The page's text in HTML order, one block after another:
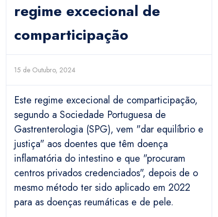
regime excecional de
comparticipação
15 de Outubro, 2024
Este regime excecional de comparticipação,
segundo a Sociedade Portuguesa de
Gastrenterologia (SPG), vem "dar equilíbrio e
justiça" aos doentes que têm doença
inflamatória do intestino e que "procuram
centros privados credenciados", depois de o
mesmo método ter sido aplicado em 2022
para as doenças reumáticas e de pele.